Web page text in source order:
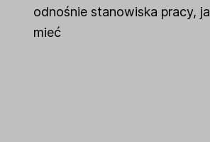
odnośnie stanowiska pracy,
mieć